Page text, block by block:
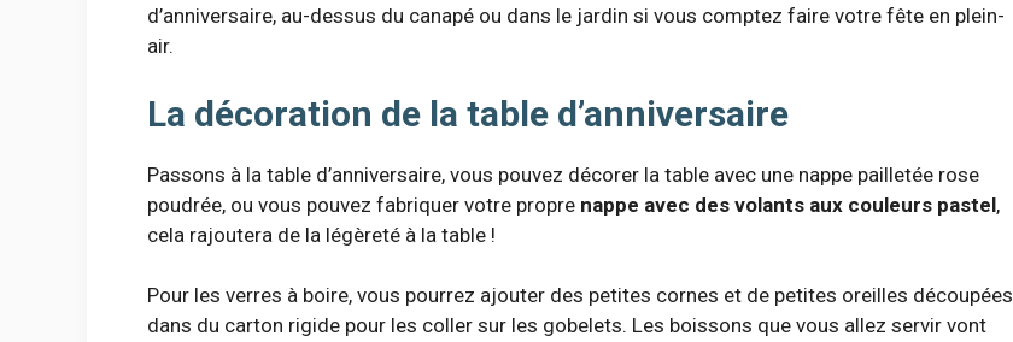
d’anniversaire, au-dessus du canapé ou dans le jardin si vous comptez faire votre fête en plein-
air.
La décoration de la table d’anniversaire
Passons à la table d’anniversaire, vous pouvez décorer la table avec une nappe pailletée rose
poudrée, ou vous pouvez fabriquer votre propre nappe avec des volants aux couleurs pastel,
cela rajoutera de la légèreté à la table !
Pour les verres à boire, vous pourrez ajouter des petites cornes et de petites oreilles découpées
dans du carton rigide pour les coller sur les gobelets. Les boissons que vous allez servir vont